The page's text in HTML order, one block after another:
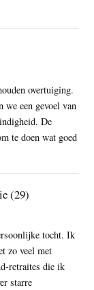
overtuiging.
een gevoel van
De
te doen wat goed
(29)
tocht. Ik
zo veel met
retraites die ik
starre